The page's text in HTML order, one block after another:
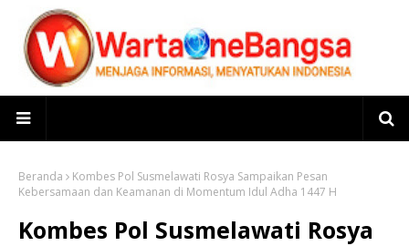
Beranda
Kombes Pol Susmelawati Rosya Sampaikan Pesan
Kebersamaan dan Keamanan di Momentum Idul Adha 1447 H
Kombes Pol Susmelawati Rosya